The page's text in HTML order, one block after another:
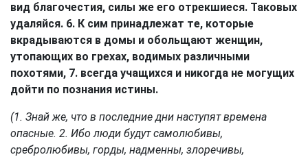
вид благочестия, силы же его отрекшиеся. Таковых
удаляйся. 6. К сим принадлежат те, которые
вкрадываются в домы и обольщают женщин,
утопающих во грехах, водимых различными
похотями, 7. всегда учащихся и никогда не могущих
дойти по познания истины.
(1. Знай же, что в последние дни наступят времена
опасные. 2. Ибо люди будут самолюбивы,
сребролюбивы, горды, надменны, злоречивы,